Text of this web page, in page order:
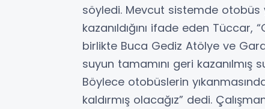
söyledi. Mevcut sistemde otobüs
kazanıldığını ifade eden
birlikte Buca Gediz Atölye ve
suyun tamamını geri
Böylece otobüslerin
kaldırmış olacağız” dedi.